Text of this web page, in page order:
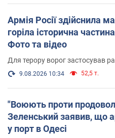
Армія Росії здійснила
горіла історична
Фото та відео
Для терору ворог застосував
9.08.2026 10:34 52,5 т.
"Воюють проти
Зеленський заявив, що
у порт в Одесі